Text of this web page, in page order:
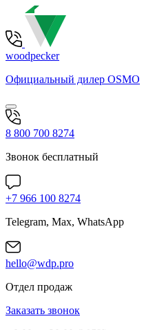
woodpecker
Официальный дилер OSMO
8 800 700 8274
Звонок бесплатный
+7 966 100 8274
Telegram, Max, WhatsApp
hello@wdp.pro
Отдел продаж
Заказать звонок